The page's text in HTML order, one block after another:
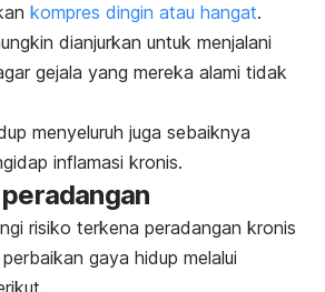
kompres dingin atau hangat.
dianjurkan untuk menjalani
gejala yang mereka alami tidak
menyeluruh juga sebaiknya
inflamasi kronis.
risiko terkena peradangan kronis
gaya hidup melalui